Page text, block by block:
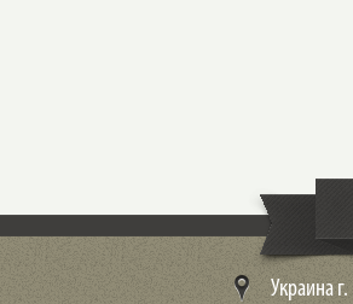
Украина